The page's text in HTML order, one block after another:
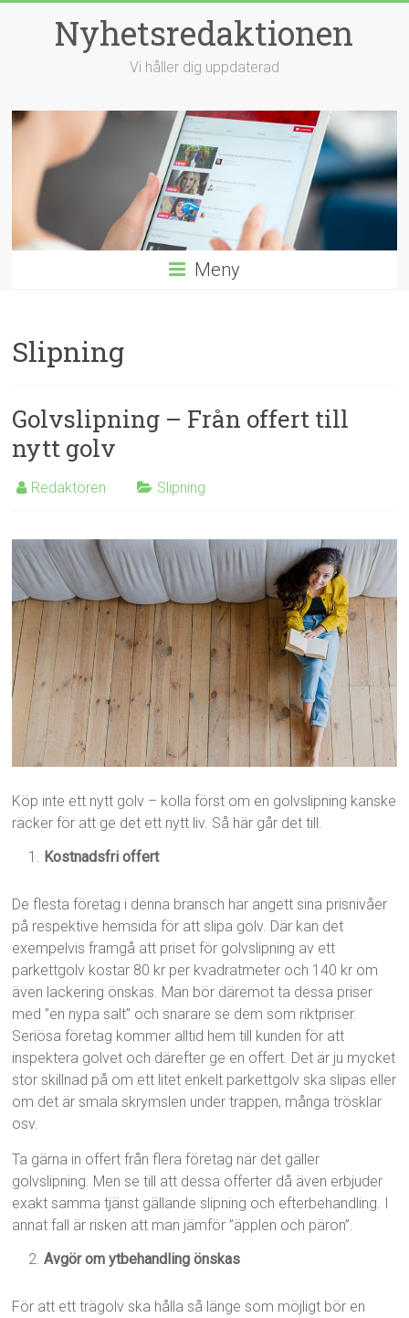
Nyhetsredaktionen
Vi håller dig uppdaterad
Meny
Slipning
Golvslipning – Från offert till
nytt golv
Redaktören Slipning
Köp inte ett nytt golv – kolla först om en golvslipning kanske
räcker för att ge det ett nytt liv. Så här går det till.
Kostnadsfri offert
De flesta företag i denna bransch har angett sina prisnivåer
på respektive hemsida för att slipa golv. Där kan det
exempelvis framgå att priset för golvslipning av ett
parkettgolv kostar 80 kr per kvadratmeter och 140 kr om
även lackering önskas. Man bör däremot ta dessa priser
med ”en nypa salt” och snarare se dem som riktpriser.
Seriösa företag kommer alltid hem till kunden för att
inspektera golvet och därefter ge en offert. Det är ju mycket
stor skillnad på om ett litet enkelt parkettgolv ska slipas eller
om det är smala skrymslen under trappen, många trösklar
osv.
Ta gärna in offert från flera företag när det gäller
golvslipning. Men se till att dessa offerter då även erbjuder
exakt samma tjänst gällande slipning och efterbehandling. I
annat fall är risken att man jämför ”äpplen och päron”.
Avgör om ytbehandling önskas
För att ett trägolv ska hålla så länge som möjligt bör en